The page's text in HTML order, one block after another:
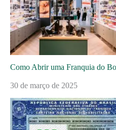
Como Abrir uma Franquia do
30 de março de 2025